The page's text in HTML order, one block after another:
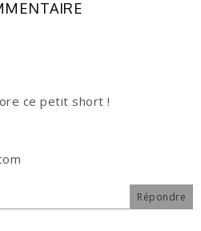
ce petit short !
Répondre